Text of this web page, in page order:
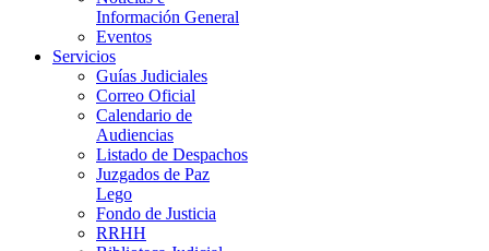
Información General
Eventos
Servicios
Guías Judiciales
Correo Oficial
Calendario de
Audiencias
Listado de Despachos
Juzgados de Paz
Lego
Fondo de Justicia
RRHH